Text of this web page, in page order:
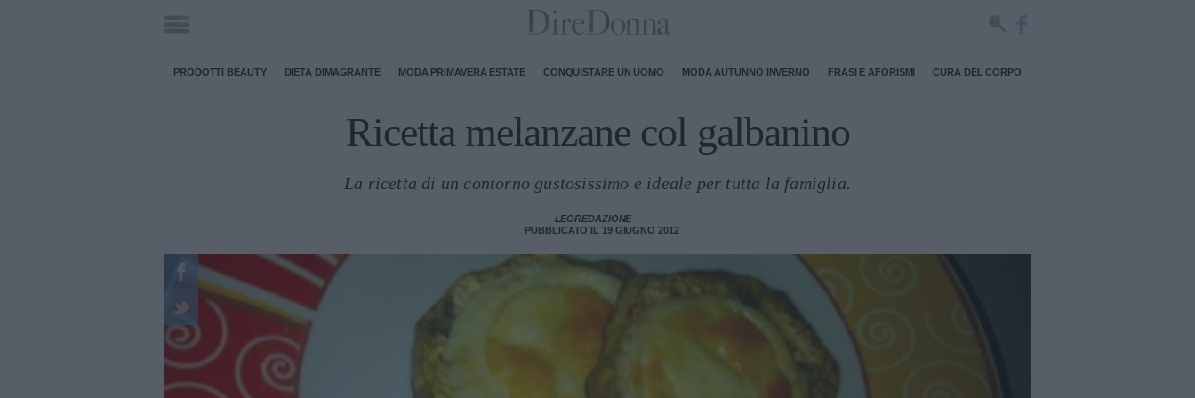
PRODOTTI BEAUTY DIETA DIMAGRANTE MODA PRIMAVERA ESTATE CONQUISTARE UN UOMO MODA AUTUNNO INVERNO FRASI E AFORISMI CURA DEL CORPO
Ricetta melanzane col galbanino
La ricetta di un contorno gustosissimo e ideale per tutta la famiglia.
LEOREDAZIONE
PUBBLICATO IL 19 GIUGNO 2012